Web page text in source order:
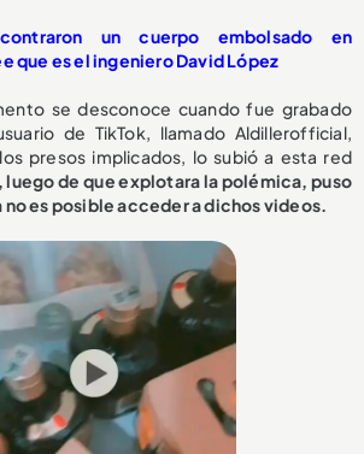
un cuerpo embolsado en
que es el ingeniero David López
se desconoce cuando fue grabado
de TikTok, llamado Aldillerofficial,
presos implicados, lo subió a esta red
luego de que explotara la polémica, puso
es posible acceder a dichos videos.